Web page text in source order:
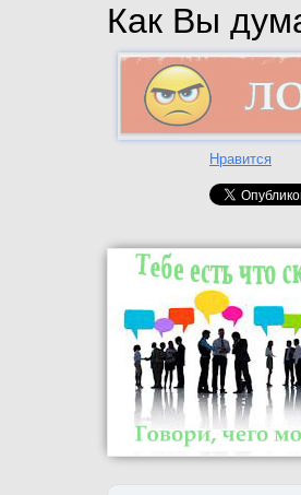
Как Вы
Нравится